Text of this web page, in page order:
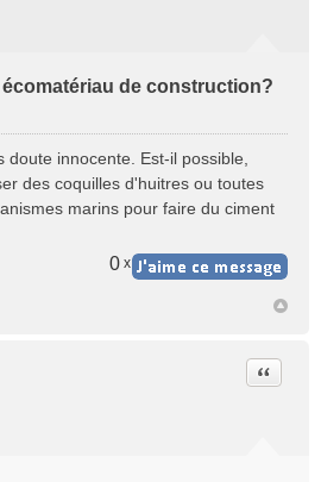
de construction?
innocente. Est-il possible,
des coquilles d'huitres ou toutes
marins pour faire du ciment
0 x
Citer